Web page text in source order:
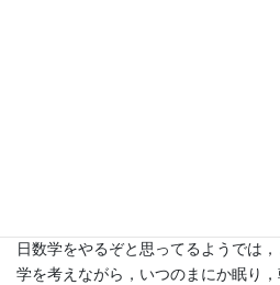
日数学をやるぞと思ってるようでは
学を考えながら，いつのまにか眠り